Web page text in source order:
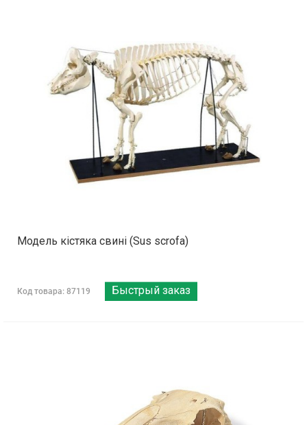
Модель кістяка свині (Sus scrofa)
Код товара: 87119 Быстрый заказ